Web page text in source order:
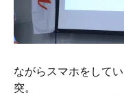
ながらスマホをして
突。